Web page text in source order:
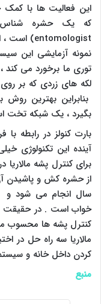
این فعالیت ها با کمک
که یک حشره
entomologist) است ،
نمونه آزمایشی این
توری ما برخورد می
لکه های زردی که بر
بنابراین بهترین
بگیرد ، یک شبکه تخت
بارت کنولز در رابطه
آینده این تکنولوژی
برای کنترل پشه مالاریا
از حشره کش و پاشیدن
سال انجام می شود و
خواب است . در حقیقت
کنترل پشه ها محسوب می
مالاریا سه راه حل در
کردن داخل خانه و
منبع